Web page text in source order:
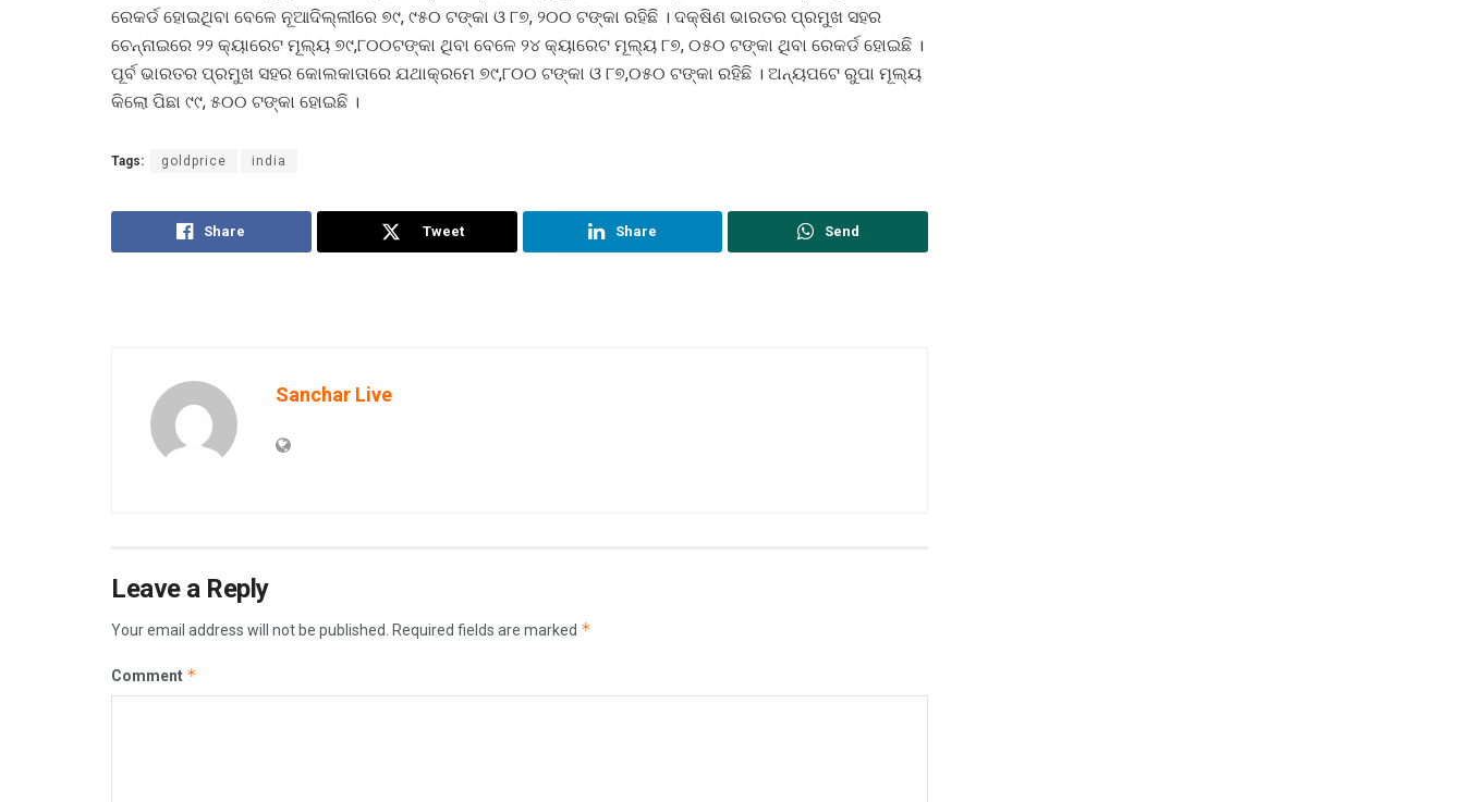
ରେକର୍ଡ ହୋଇଥିବା ବେଳେ ନୂଆଦିଲ୍ଲୀରେ ୭୯, ୯୫୦ ଟଙ୍କା ଓ ୮୭, ୨୦୦ ଟଙ୍କା ରହିଛି । ଦକ୍ଷିଣ ଭାରତର ପ୍ରମୁଖ ସହର
ଚେନ୍ନାଇରେ ୨୨ କ୍ୟାରେଟ ମୂଲ୍ୟ ୭୯,୮୦୦ଟଙ୍କା ଥିବା ବେଳେ ୨୪ କ୍ୟାରେଟ ମୂଲ୍ୟ ୮୭, ୦୫୦ ଟଙ୍କା ଥିବା ରେକର୍ଡ ହୋଇଛି ।
ପୂର୍ବ ଭାରତର ପ୍ରମୁଖ ସହର କୋଲକାତାରେ ଯଥାକ୍ରମେ ୭୯,୮୦୦ ଟଙ୍କା ଓ ୮୭,୦୫୦ ଟଙ୍କା ରହିଛି । ଅନ୍ୟପଟେ ରୁପା ମୂଲ୍ୟ
କିଲୋ ପିଛା ୯୯, ୫୦୦ ଟଙ୍କା ହୋଇଛି ।
Tags: goldprice india
Share Tweet Share Send
Sanchar Live
Leave a Reply
Your email address will not be published. Required fields are marked *
Comment *